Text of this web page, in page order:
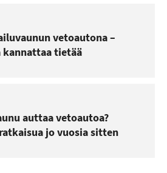
vetoautona –
kannattaa tietää
auttaa vetoautoa?
jo vuosia sitten